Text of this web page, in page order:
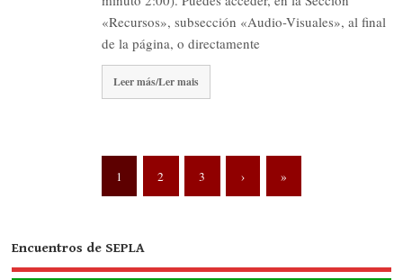
«Recursos», subsección «Audio-Visuales», al final
de la página, o directamente
Leer más/Ler mais
1 2 3 › »
Encuentros de SEPLA